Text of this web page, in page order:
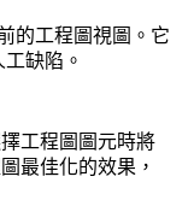
的工程圖視圖。它
缺陷。
工程圖圖元時將
最佳化的效果，